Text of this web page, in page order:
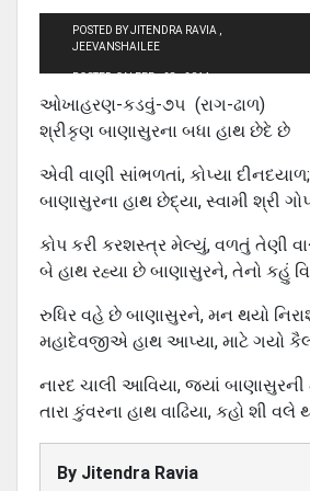
POSTED BY JITENDRA RAVIA ,
JEEVANSHAILEE
POSTED ON FEB - 28 - 2014
ઓખાહરણ-કડવું-૭૫ (રાગ-ઢાળ)
શ્રીકૃણ બાણાસુરના બધા હાથ છેદે છે
એવી વાણી સાંભળતાં, કોપ્યા દીનદયાળ;
બાણાસુરના હાથ છેદ્યા, સ્વામી શ્રી
કોપ કરી કરશસ્ત્ર મેલ્યું, વળતું તેણી
બે હાથ રહ્યા છે બાણાસુરને, તેનો કહું
રુધિર વહે છે બાણાસુરને, મન થયો
મહાદેવજીએ હાથ આપ્યા, માટે ગયો
નારદ ચાલી આવિયા, જ્યાં બાણાસુરની
તારા કુંવરના હાથ વાઢિયા, કહો શી વલે
By Jitendra Ravia